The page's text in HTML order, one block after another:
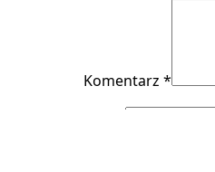
Komentarz *